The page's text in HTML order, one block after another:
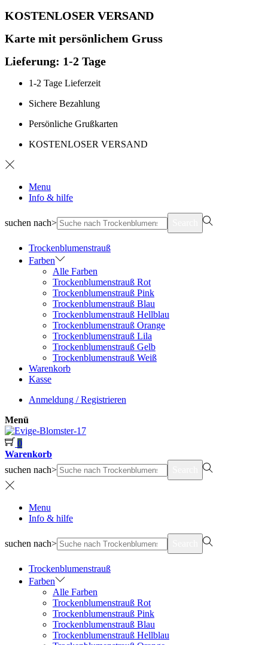
KOSTENLOSER VERSAND
Karte mit persönlichem Gruss
Lieferung: 1-2 Tage
1-2 Tage Lieferzeit
Sichere Bezahlung
Persönliche Grußkarten
KOSTENLOSER VERSAND
Menu
Info & hilfe
suchen nach>
Trockenblumenstrauß
Farben
Alle Farben
Trockenblumenstrauß Rot
Trockenblumenstrauß Pink
Trockenblumenstrauß Blau
Trockenblumenstrauß Hellblau
Trockenblumenstrauß Orange
Trockenblumenstrauß Lila
Trockenblumenstrauß Gelb
Trockenblumenstrauß Weiß
Warenkorb
Kasse
Anmeldung / Registrieren
Menü
0
Warenkorb
suchen nach>
Menu
Info & hilfe
suchen nach>
Trockenblumenstrauß
Farben
Alle Farben
Trockenblumenstrauß Rot
Trockenblumenstrauß Pink
Trockenblumenstrauß Blau
Trockenblumenstrauß Hellblau